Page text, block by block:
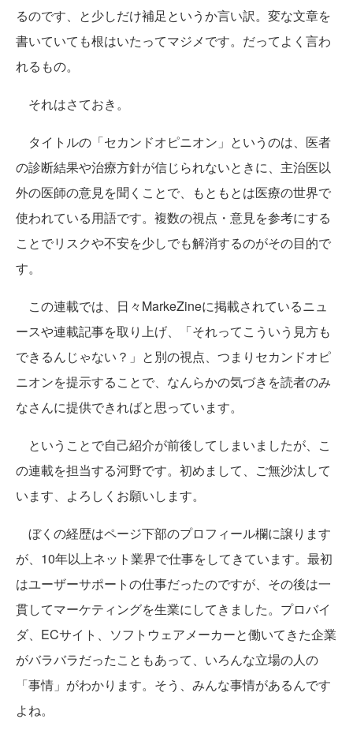
るのです、と少しだけ補足というか言い訳。変な文章を
書いていても根はいたってマジメです。だってよく言わ
れるもの。
それはさておき。
タイトルの「セカンドオピニオン」というのは、医者
の診断結果や治療方針が信じられないときに、主治医以
外の医師の意見を聞くことで、もともとは医療の世界で
使われている用語です。複数の視点・意見を参考にする
ことでリスクや不安を少しでも解消するのがその目的で
す。
この連載では、日々MarkeZineに掲載されているニュ
ースや連載記事を取り上げ、「それってこういう見方も
できるんじゃない？」と別の視点、つまりセカンドオピ
ニオンを提示することで、なんらかの気づきを読者のみ
なさんに提供できればと思っています。
ということで自己紹介が前後してしまいましたが、こ
の連載を担当する河野です。初めまして、ご無沙汰して
います、よろしくお願いします。
ぼくの経歴はページ下部のプロフィール欄に譲ります
が、10年以上ネット業界で仕事をしてきています。最初
はユーザーサポートの仕事だったのですが、その後は一
貫してマーケティングを生業にしてきました。プロバイ
ダ、ECサイト、ソフトウェアメーカーと働いてきた企業
がバラバラだったこともあって、いろんな立場の人の
「事情」がわかります。そう、みんな事情があるんです
よね。